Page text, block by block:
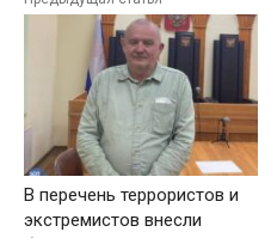
В перечень террористов и
экстремистов внесли